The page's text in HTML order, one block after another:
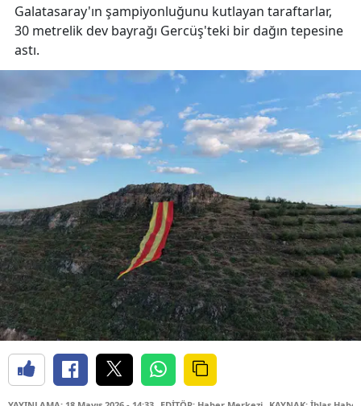
Galatasaray'ın şampiyonluğunu kutlayan taraftarlar,
30 metrelik dev bayrağı Gercüş'teki bir dağın tepesine
astı.